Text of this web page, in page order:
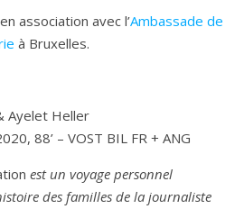
association avec l’Ambassade de
à Bruxelles.
Ayelet Heller
88’ – VOST BIL FR + ANG
est un voyage personnel
des familles de la journaliste